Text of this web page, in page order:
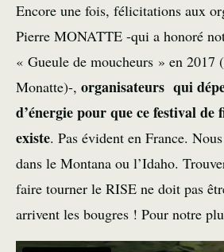
Encore une fois, félicitations aux
Pierre MONATTE -qui a honoré
« Gueule de moucheurs » en 2017
Monatte)-, organisateurs qui
d’énergie pour que ce festival de
existe. Pas évident en France.
dans le Montana ou l’Idaho.
faire tourner le RISE ne doit pas
arrivent les bougres ! Pour notre